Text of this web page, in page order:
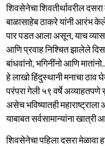
शिवसेनेचा शिवतीर्थावरील दसरा
बाळासाहेब ठाकरे यांनी आरंभ
पार पडत आला असून, याच
आणि प्रवाह निश्चित झालेले
बांधवांनो, भगिनींनो आणि
हे लाखो हिंदुस्थानी मनाचा
परंपरा गेली ५९ वर्षे
असेच भविष्यातही
याबाबत सर्वसामान्यांना खात्री
शिवसेनेचा पहिला दसरा